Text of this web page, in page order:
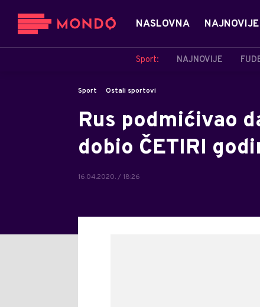
NASLOVNA NAJNOVIJE
Sport: NAJNOVIJE
Sport Ostali sportovi
Rus podmićivao
dobio ČETIRI
16.04.2020. / 18:26